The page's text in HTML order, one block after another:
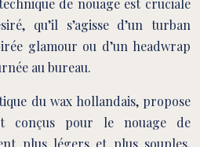
de nouage est cruciale
qu’il s’agisse d’un turban
glamour ou d’un headwrap
au bureau.
du wax hollandais, propose
conçus pour le nouage de
plus légers et plus souples,